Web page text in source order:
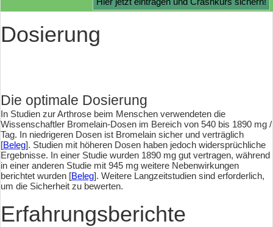
Dosierung
Die optimale Dosierung
In Studien zur Arthrose beim Menschen verwendeten die
Wissenschaftler Bromelain-Dosen im Bereich von 540 bis 1890 mg /
Tag. In niedrigeren Dosen ist Bromelain sicher und verträglich
[Beleg]. Studien mit höheren Dosen haben jedoch widersprüchliche
Ergebnisse. In einer Studie wurden 1890 mg gut vertragen, während
in einer anderen Studie mit 945 mg weitere Nebenwirkungen
berichtet wurden [Beleg]. Weitere Langzeitstudien sind erforderlich,
um die Sicherheit zu bewerten.
Erfahrungsberichte